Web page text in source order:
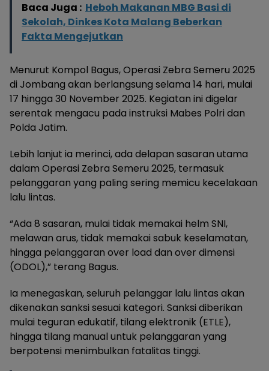
Baca Juga : Heboh Makanan MBG Basi di
Sekolah, Dinkes Kota Malang Beberkan
Fakta Mengejutkan
Menurut Kompol Bagus, Operasi Zebra Semeru 2025
di Jombang akan berlangsung selama 14 hari, mulai
17 hingga 30 November 2025. Kegiatan ini digelar
serentak mengacu pada instruksi Mabes Polri dan
Polda Jatim.
Lebih lanjut ia merinci, ada delapan sasaran utama
dalam Operasi Zebra Semeru 2025, termasuk
pelanggaran yang paling sering memicu kecelakaan
lalu lintas.
“Ada 8 sasaran, mulai tidak memakai helm SNI,
melawan arus, tidak memakai sabuk keselamatan,
hingga pelanggaran over load dan over dimensi
(ODOL),” terang Bagus.
Ia menegaskan, seluruh pelanggar lalu lintas akan
dikenakan sanksi sesuai kategori. Sanksi diberikan
mulai teguran edukatif, tilang elektronik (ETLE),
hingga tilang manual untuk pelanggaran yang
berpotensi menimbulkan fatalitas tinggi.